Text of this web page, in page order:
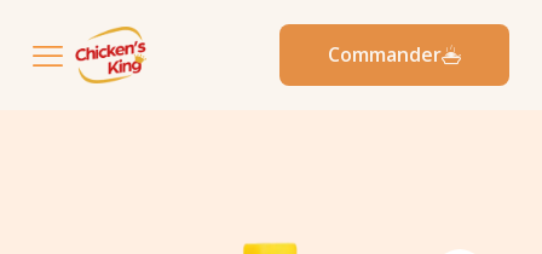
Commander